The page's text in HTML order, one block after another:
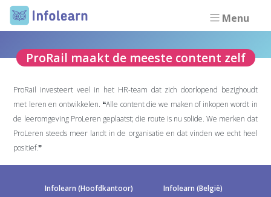
Menu
ProRail maakt de meeste content zelf
ProRail investeert veel in het HR-team dat zich doorlopend bezighoudt
met leren en ontwikkelen. ❝Alle content die we maken of inkopen wordt in
de leeromgeving ProLeren geplaatst; die route is nu solide. We merken dat
ProLeren steeds meer landt in de organisatie en dat vinden we echt heel
positief.❞
Infolearn (Hoofdkantoor) Infolearn (België)